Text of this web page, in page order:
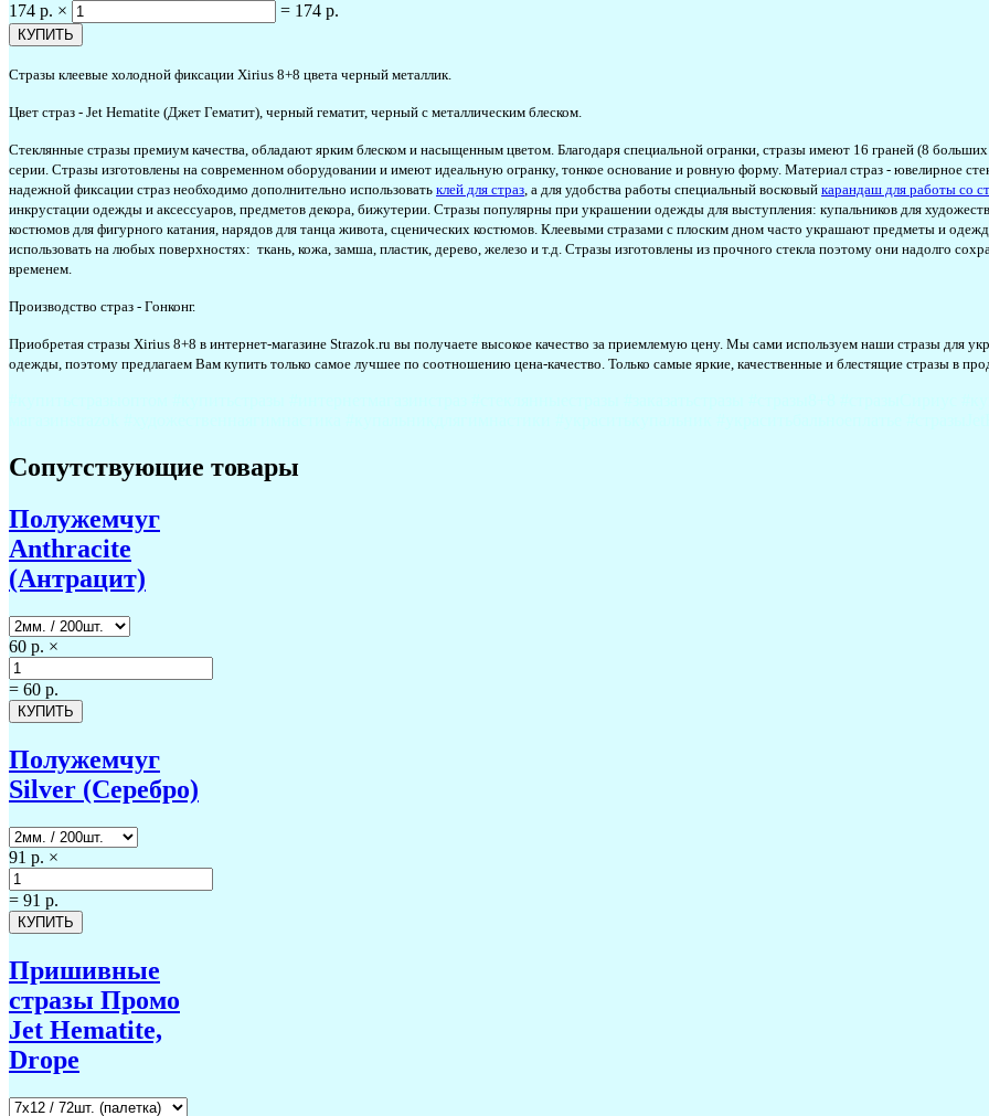
174 р. × = 174 р.
Стразы клеевые холодной фиксации Xirius 8+8 цвета черный металлик.
Цвет страз - Jet Hematite (Джет Гематит), черный гематит, черный с металлическим блеском.
Стеклянные стразы премиум качества, обладают ярким блеском и насыщенным цветом. Благодаря специальной огранки, стразы имеют 16 граней (8
серии. Стразы изготовлены на современном оборудовании и имеют идеальную огранку, тонкое основание и ровную форму. Материал страз - ювелирное
надежной фиксации страз необходимо дополнительно использовать клей для страз, а для удобства работы специальный восковый карандаш для работы со
инкрустации одежды и аксессуаров, предметов декора, бижутерии. Стразы популярны при украшении одежды для выступления: купальников для
костюмов для фигурного катания, нарядов для танца живота, сценических костюмов. Клеевыми стразами с плоским дном часто украшают предметы и
использовать на любых поверхностях: ткань, кожа, замша, пластик, дерево, железо и т.д. Стразы изготовлены из прочного стекла поэтому они надолго
временем.
Производство страз - Гонконг.
Приобретая стразы Xirius 8+8 в интернет-магазине Strazok.ru вы получаете высокое качество за приемлемую цену. Мы сами используем наши стразы для
одежды, поэтому предлагаем Вам купить только самое лучшее по соотношению цена-качество. Только самые яркие, качественные и блестящие стразы в
Сопутствующие товары
Полужемчуг
Anthracite
(Антрацит)
60 р. ×
= 60 р.
Полужемчуг
Silver (Серебро)
91 р. ×
= 91 р.
Пришивные
стразы Промо
Jet Hematite,
Drope